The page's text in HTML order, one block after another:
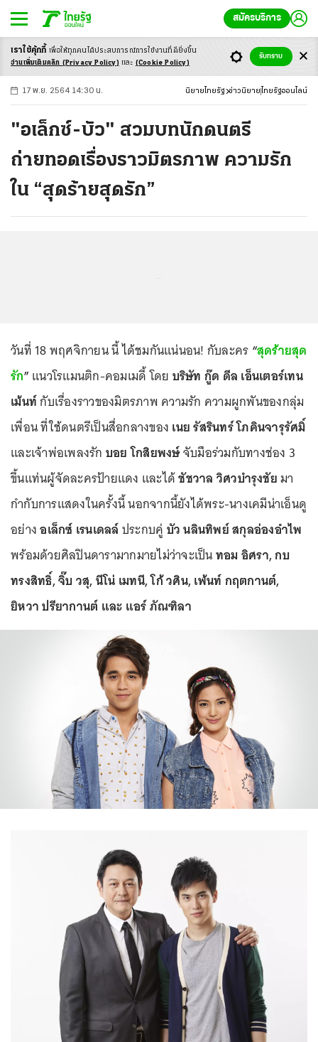
สมัครบริการ
-ก ก ก+
17 พ.ย. 2564 14:30 น. นิยายไทยรัฐ ข่าวนิยาย ไทยรัฐออนไลน์
"อเล็กซ์-บัว" สวมบทนักดนตรี
ถ่ายทอดเรื่องราวมิตรภาพ ความรัก
ใน “สุดร้ายสุดรัก”
วันที่ 18 พฤศจิกายน นี้ ได้ชมกันแน่นอน! กับละคร “สุดร้ายสุด
รัก” แนวโรแมนติก-คอมเมดี้ โดย บริษัท กู๊ด ดีล เอ็นเตอร์เทน
เม้นท์กับเรื่องราวของมิตรภาพ ความรัก ความผูกพันของกลุ่ม
เพื่อน ที่ใช้ดนตรีเป็นสื่อกลางของ เนย รัสรินทร์ โภคินจารุรัศมิ์
และเจ้าพ่อเพลงรัก บอย โกสิยพงษ์จับมือร่วมกับทางช่อง 3
ขึ้นแท่นผู้จัดละครป้ายแดง และได้ชัชวาล วิศวบำรุงชัยมา
กำกับการแสดงในครั้งนี้ นอกจากนี้ยังได้พระ-นางเคมีน่าเอ็นดู
อย่างอเล็กซ์ เรนเดลล์ประกบคู่ บัว นลินทิพย์ สกุลอ่องอำไพ
พร้อมด้วยศิลปินดารามากมายไม่ว่าจะเป็นทอม อิศรา, กบ
ทรงสิทธิ์, จิ๊บ วสุ, นีโน่ เมทนี, โก้ วศิน, เพ้นท์ กฤตกานต์,
ยิหวา ปรียากานต์ และ แอร์ ภัณฑิลา
เราใช้คุ้กกี้ เพื่อให้ทุกคนได้ประสบการณ์การใช้งานที่ดียิ่งขึ้น
อ่านเพิ่มเติมคลิก (Privacy Policy) และ (Cookie Policy)
รับทราบ